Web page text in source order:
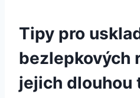
Tipy pro
bezlepkových
jejich dlouhou